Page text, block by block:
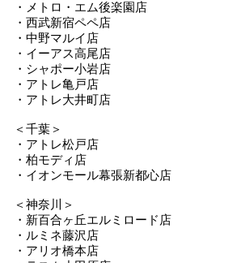
・メトロ・エム後楽園店
・西武新宿ペペ店
・中野マルイ店
・イーアス高尾店
・シャポー小岩店
・アトレ亀戸店
・アトレ大井町店
＜千葉＞
・アトレ松戸店
・柏モディ店
・イオンモール幕張新都心店
＜神奈川＞
・新百合ヶ丘エルミロード店
・ルミネ藤沢店
・アリオ橋本店